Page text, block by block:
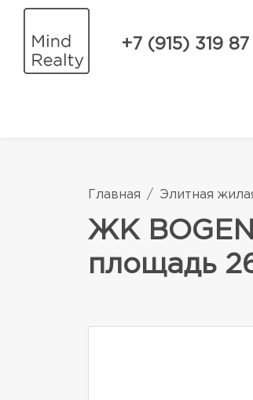
+7 (915) 319
Главная Элитная
ЖК
площадь